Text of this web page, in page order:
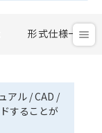
形式仕様一覧
アル / CAD /
することが